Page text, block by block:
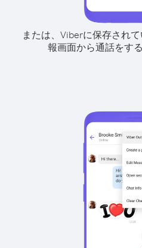
または、Viberに保存され
報画面から通話をす